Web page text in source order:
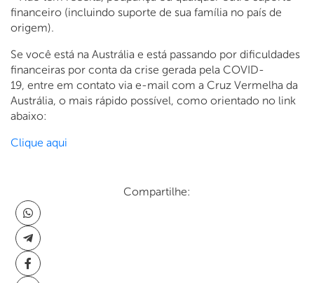
financeiro (incluindo suporte de sua família no país de
origem).
Se você está na Austrália e está passando por dificuldades
financeiras por conta da crise gerada pela COVID-
19, entre em contato via e-mail com a Cruz Vermelha da
Austrália, o mais rápido possível, como orientado no link
abaixo:
Clique aqui
Compartilhe: